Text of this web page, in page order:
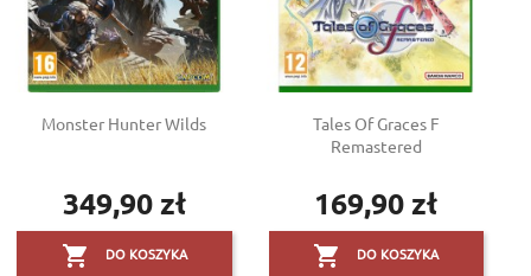
Monster Hunter Wilds
Cena
349,90 zł
 DO KOSZYKA
Tales Of Graces F
Remastered
Cena
169,90 zł
 DO KOSZYKA